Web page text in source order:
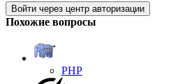
Войти через центр авторизации
Похожие вопросы
PHP